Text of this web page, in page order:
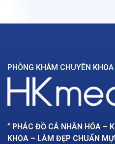
PHÒNG KHÁM CHUYÊN
” PHÁC ĐỒ CÁ NHÂN HÓA –
KHOA – LÀM ĐẸP CHUẨN